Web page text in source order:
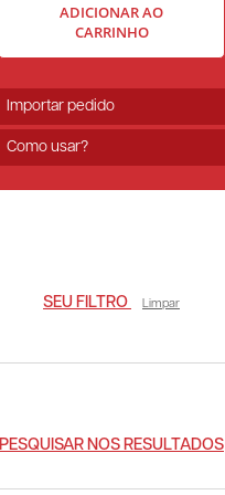
ADICIONAR AO
CARRINHO
Importar pedido
Como usar?
SEU FILTRO Limpar
PESQUISAR NOS RESULTADOS